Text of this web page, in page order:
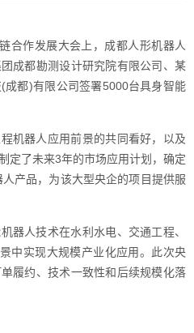
合作发展大会上，成都人形机器人
成都勘测设计研究院有限公司、某
成都)有限公司签署5000台具身智能
机器人应用前景的共同看好，以及
定了未来3年的市场应用计划，确定
产品，为该大型央企的项目提供服
器人技术在水利水电、交通工程、
中实现大规模产业化应用。此次央
履约、技术一致性和后续规模化落